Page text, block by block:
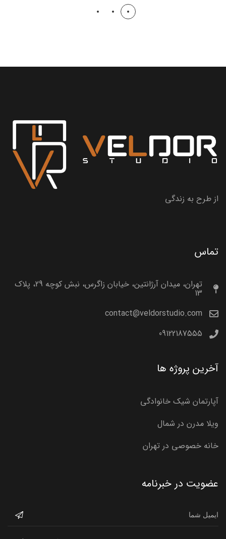
از طرح به زندگی
تماس
تهران، میدان آرژانتین، خیابان زاگرس، نبش کوچه 29، پلاک
13
contact@veldorstudio.com
09122187555
آخرین پروژه ها
آپارتمان شیک خانوادگی
ویلا مدرن در شمال
خانه خصوصی در تهران
عضویت در خبرنامه